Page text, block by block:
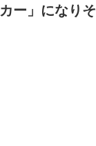
ー」になりそ